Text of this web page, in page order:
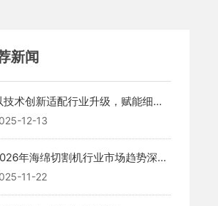
新闻
技术创新适配行业升级，赋能细分
景价值提升
12-13
年海绵切割机行业市场趋势深度
析 11-22